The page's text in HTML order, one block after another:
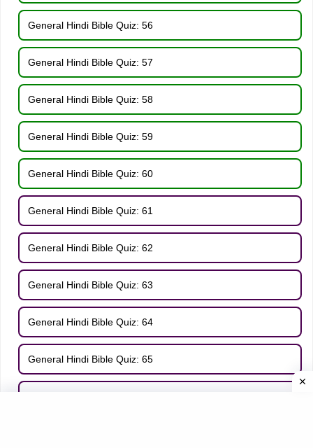
General Hindi Bible Quiz: 56
General Hindi Bible Quiz: 57
General Hindi Bible Quiz: 58
General Hindi Bible Quiz: 59
General Hindi Bible Quiz: 60
General Hindi Bible Quiz: 61
General Hindi Bible Quiz: 62
General Hindi Bible Quiz: 63
General Hindi Bible Quiz: 64
General Hindi Bible Quiz: 65